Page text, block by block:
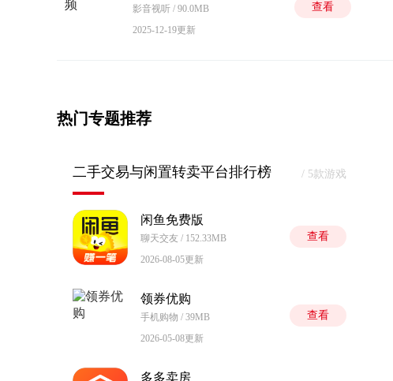
影音视听 / 90.0MB
2025-12-19更新
查看
热门专题推荐
二手交易与闲置转卖平台排行榜 / 5款游戏
闲鱼免费版
聊天交友 / 152.33MB
2026-08-05更新
查看
领券优购
手机购物 / 39MB
2026-05-08更新
查看
多多卖房